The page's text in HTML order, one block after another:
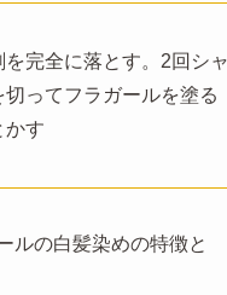
を完全に落とす。2回シ
切ってフラガールを塗る
かす
ルの白髪染めの特徴と